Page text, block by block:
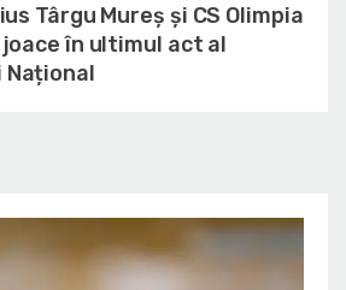
Târgu Mureș și CS Olimpia
în ultimul act al
Național